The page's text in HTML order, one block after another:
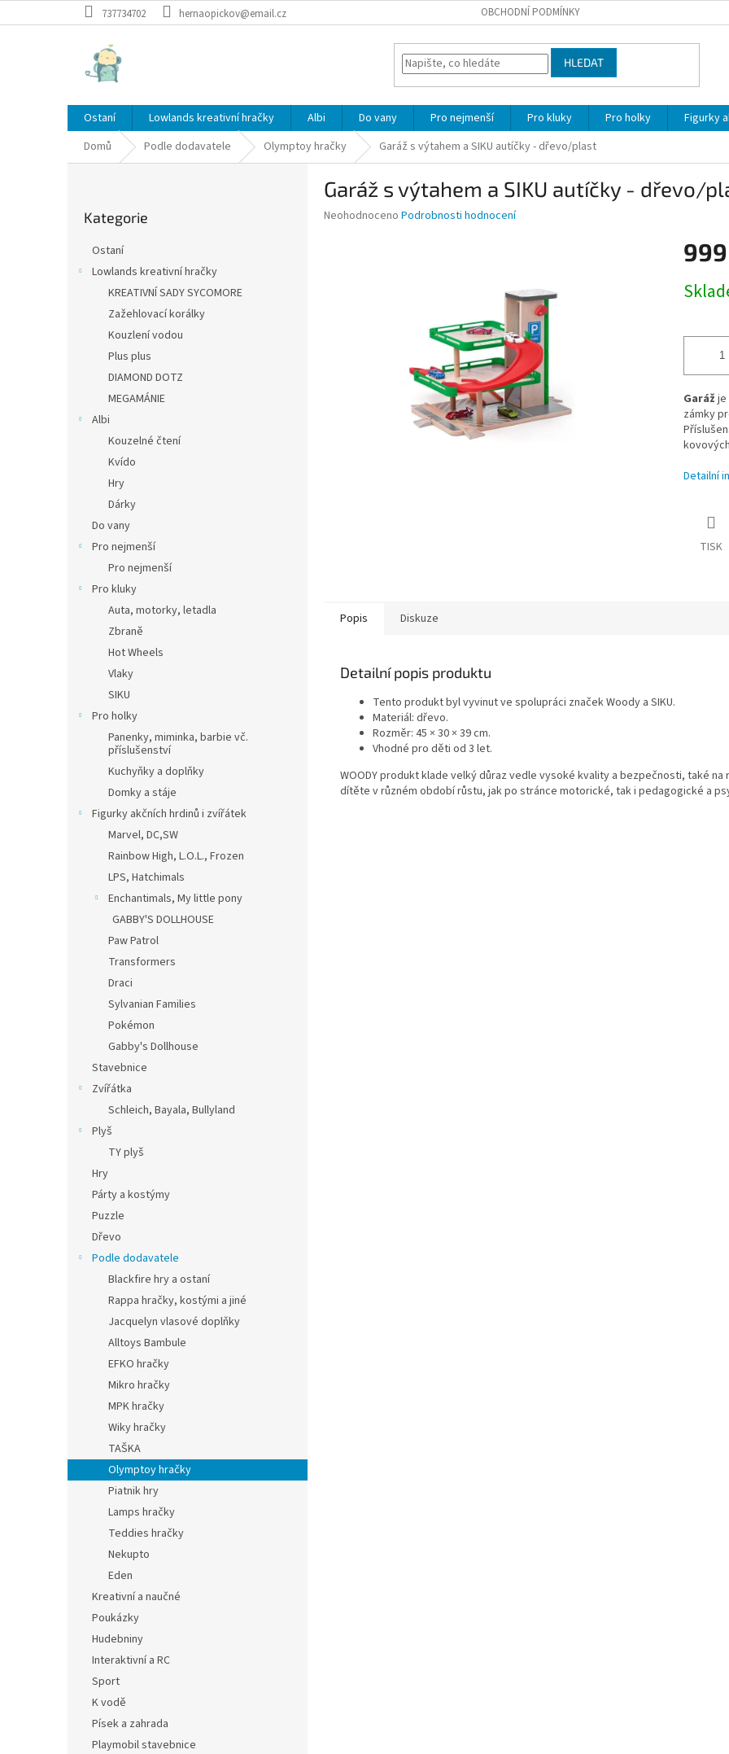
na
737734702 hernaopickov@email.cz OBCHODNÍ PODMÍNKY
HLEDAT
Ostaní Lowlands kreativní hračky Albi Do vany Pro nejmenší Pro kluky Pro holky Figurky
Domů
Podle dodavatele Olymptoy hračky Garáž s výtahem a SIKU autíčky - dřevo/plast
kategorie
Kategorie
Ostaní
Lowlands kreativní hračky
KREATIVNÍ SADY SYCOMORE
Zažehlovací korálky
Kouzlení vodou
Plus plus
DIAMOND DOTZ
MEGAMÁNIE
Albi
Kouzelné čtení
Kvído
Hry
Dárky
Do vany
Pro nejmenší
Pro nejmenší
Pro kluky
Auta, motorky, letadla
Zbraně
Hot Wheels
Vlaky
SIKU
Pro holky
Panenky, miminka, barbie vč.
příslušenství
Kuchyňky a doplňky
Domky a stáje
Figurky akčních hrdinů i zvířátek
Marvel, DC,SW
Rainbow High, L.O.L., Frozen
LPS, Hatchimals
Enchantimals, My little pony
GABBY'S DOLLHOUSE
Paw Patrol
Transformers
Draci
Sylvanian Families
Pokémon
Gabby's Dollhouse
Stavebnice
Zvířátka
Schleich, Bayala, Bullyland
Plyš
TY plyš
Hry
Párty a kostýmy
Puzzle
Dřevo
Podle dodavatele
Blackfire hry a ostaní
Rappa hračky, kostými a jiné
Jacquelyn vlasové doplňky
Alltoys Bambule
EFKO hračky
Mikro hračky
MPK hračky
Wiky hračky
TAŠKA
Olymptoy hračky
Piatnik hry
Lamps hračky
Teddies hračky
Nekupto
Eden
Kreativní a naučné
Poukázky
Hudebniny
Interaktivní a RC
Sport
K vodě
Písek a zahrada
Playmobil stavebnice
Garáž s výtahem a SIKU autíčky - dřevo/
Průměrné
Neohodnoceno Podrobnosti hodnocení
cena:
Garáž je
zámky
kovových
Detailní
TISK
Popis Diskuze
Detailní popis produktu
Tento produkt byl vyvinut ve spolupráci značek Woody a SIKU.
Materiál: dřevo.
Rozměr: 45 × 30 × 39 cm.
Vhodné pro děti od 3 let.
WOODY produkt klade velký důraz vedle vysoké kvality a bezpečnosti, také na
dítěte v různém období růstu, jak po stránce motorické, tak i pedagogické a